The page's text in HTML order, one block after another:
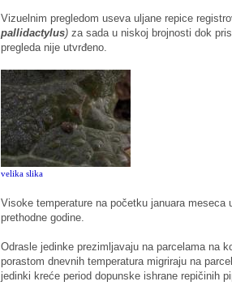
Vizuelnim pregledom useva uljane repice
pallidactylus) za sada u niskoj brojnosti dok
pregleda nije utvrđeno.
velika slika
Visoke temperature na početku januara
prethodne godine.
Odrasle jedinke prezimljavaju na parcelama na
porastom dnevnih temperatura migriraju na
jedinki kreće period dopunske ishrane repičinih